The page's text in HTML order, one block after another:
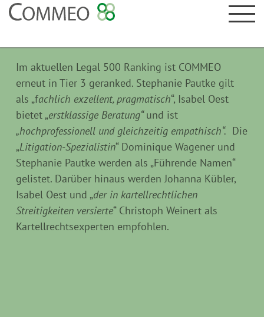
Im aktuellen Legal 500 Ranking ist COMMEO
erneut in Tier 3 geranked. Stephanie Pautke gilt
als „fachlich exzellent, pragmatisch“, Isabel Oest
bietet „erstklassige Beratung“und ist
„hochprofessionell und gleichzeitig empathisch“. Die
„Litigation-Spezialistin“ Dominique Wagener und
Stephanie Pautke werden als „Führende Namen“
gelistet. Darüber hinaus werden Johanna Kübler,
Isabel Oest und „der in kartellrechtlichen
Streitigkeiten versierte“ Christoph Weinert als
Kartellrechtsexperten empfohlen.